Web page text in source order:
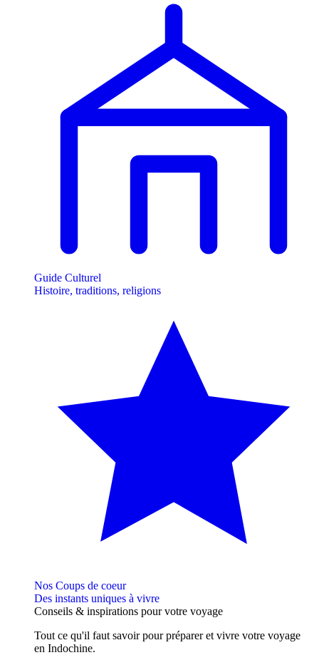
Guide Culturel
Histoire, traditions, religions
Nos Coups de coeur
Des instants uniques à vivre
Conseils & inspirations pour votre voyage
Tout ce qu'il faut savoir pour préparer et vivre votre voyage
en Indochine.